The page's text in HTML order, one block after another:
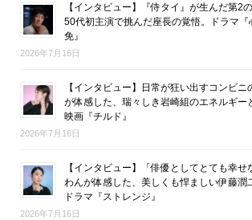
【インタビュー】『侍タイ』が生んだ第2
50代初主演で挑んだ座長の覚悟。ドラマ
免』
2026年7月16日
【インタビュー】日常が狂い出すコンビ
が体感した、瑞々しき岩崎組のエネルギー
映画『チルド』
2026年7月16日
【インタビュー】「俳優としてとても幸
わんが体感した、美しくも悍ましい伊藤潤
ドラマ『ストレンジ』
2026年7月16日